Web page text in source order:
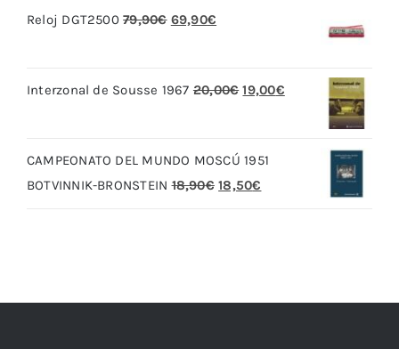
Reloj DGT2500 79,90€ El
era:
69,90€
es:
Interzonal de Sousse 1967 20,00€ El
era:
20,00€.
19,00€El
CAMPEONATO DEL MUNDO MOSCÚ 1951
BOTVINNIK-BRONSTEIN 18,90€ El
18,50€